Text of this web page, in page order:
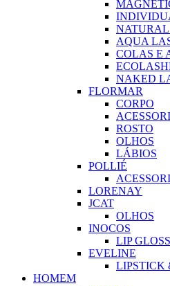
AQUA
COLAS E
NAKED
FLORMAR
CORPO
ROSTO
OLHOS
LÁBIOS
POLLIÉ
LORENAY
JCAT
OLHOS
INOCOS
LIP GLOSS
EVELINE
LIPSTICK
HOMEM